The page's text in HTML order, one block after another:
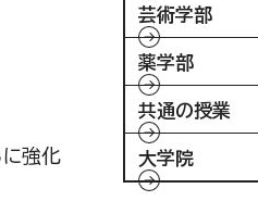
強化
芸術学部
薬学部
共通の授業
大学院